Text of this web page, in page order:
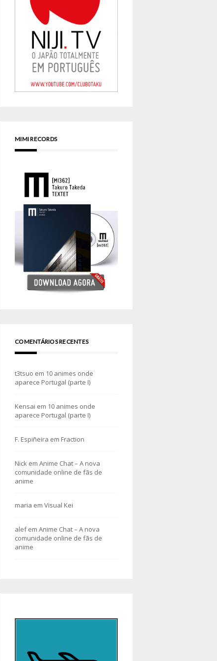
MIMI RECORDS
COMENTÁRIOS RECENTES
t3tsuo em 10 animes onde
aparece Portugal (parte I)
Kensai em 10 animes onde
aparece Portugal (parte I)
F. Espiñeira em Fraction
Nick em Anime Chat – A nova
comunidade online de fãs de
anime
maria em Visual Kei
alefem Anime Chat – A nova
comunidade online de fãs de
anime